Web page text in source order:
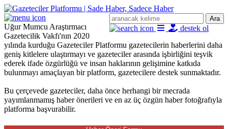
Ara
destek ol
Uğur Mumcu Araştırmacı
Gazetecilik Vakfı'nın 2020
yılında kurduğu Gazeteciler Platformu gazetecilerin haberlerini daha
geniş kitlelere ulaştırmayı ve gazeteciler arasında işbirliğini teşvik
ederek ifade özgürlüğü ve insan haklarının gelişimine katkıda
bulunmayı amaçlayan bir platform, gazetecilere destek sunmaktadır.
Bu çerçevede gazeteciler, daha önce herhangi bir mecrada
yayımlanmamış haber önerileri ve en az üç özgün haber fotoğrafıyla
platforma başvurabilir.